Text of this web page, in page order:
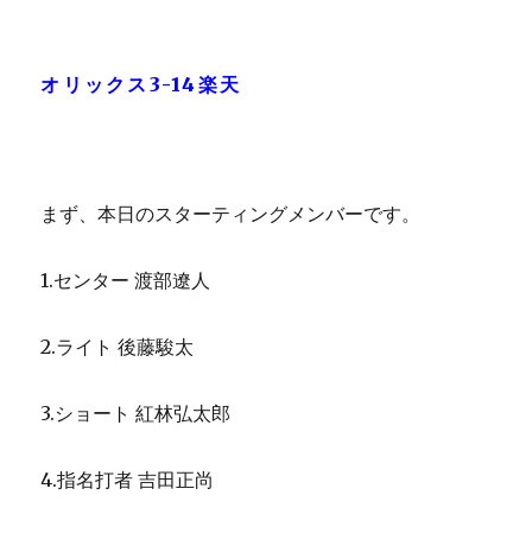
オリックス3-14楽天
まず、本日のスターティングメンバーです。
1.センター 渡部遼人
2.ライト 後藤駿太
3.ショート 紅林弘太郎
4.指名打者 吉田正尚